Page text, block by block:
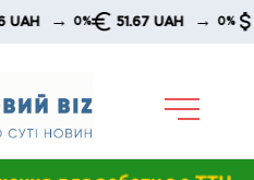
→ 0% 51.67 UAH → 0%